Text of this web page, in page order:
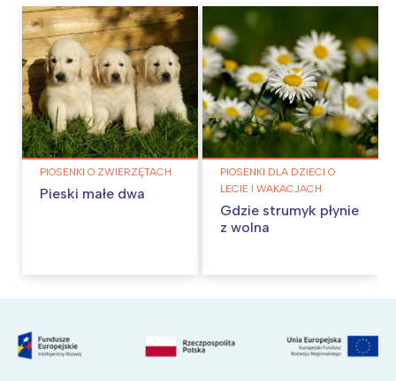
PIOSENKI O ZWIERZĘTACH
Pieski małe dwa
PIOSENKI DLA DZIECI O
LECIE I WAKACJACH
Gdzie strumyk płynie
z wolna